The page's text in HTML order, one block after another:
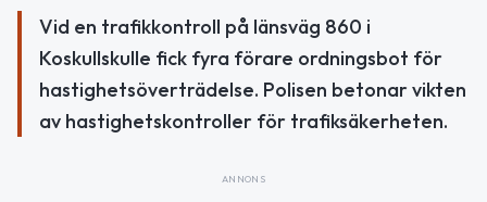
Vid en trafikkontroll på länsväg 860 i
Koskullskulle fick fyra förare ordningsbot för
hastighetsöverträdelse. Polisen betonar vikten
av hastighetskontroller för trafiksäkerheten.
ANNONS